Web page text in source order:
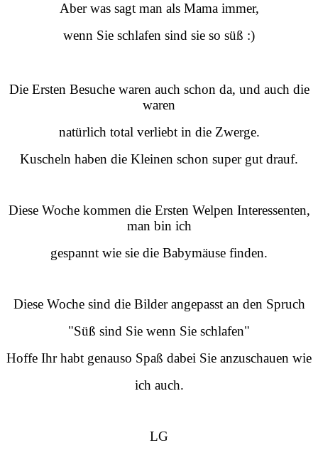
Aber was sagt man als Mama immer,
wenn Sie schlafen sind sie so süß :)
Die Ersten Besuche waren auch schon da, und auch die
waren
natürlich total verliebt in die Zwerge.
Kuscheln haben die Kleinen schon super gut drauf.
Diese Woche kommen die Ersten Welpen Interessenten,
man bin ich
gespannt wie sie die Babymäuse finden.
Diese Woche sind die Bilder angepasst an den Spruch
"Süß sind Sie wenn Sie schlafen"
Hoffe Ihr habt genauso Spaß dabei Sie anzuschauen wie
ich auch.
LG